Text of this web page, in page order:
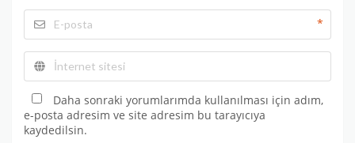
*
Daha sonraki yorumlarımda kullanılması için adım,
e-posta adresim ve site adresim bu tarayıcıya
kaydedilsin.